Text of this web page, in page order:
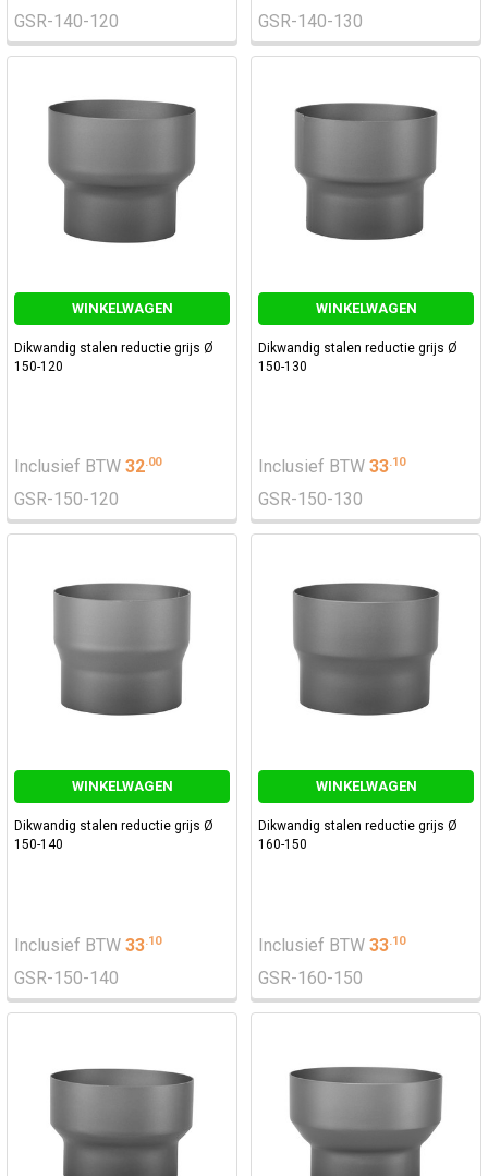
GSR-140-120 GSR-140-130
WINKELWAGEN
Dikwandig stalen reductie grijs Ø
150-120
Inclusief BTW 32.00
GSR-150-120
WINKELWAGEN
Dikwandig stalen reductie grijs Ø
150-130
Inclusief BTW 33.10
GSR-150-130
WINKELWAGEN
Dikwandig stalen reductie grijs Ø
150-140
Inclusief BTW 33.10
GSR-150-140
WINKELWAGEN
Dikwandig stalen reductie grijs Ø
160-150
Inclusief BTW 33.10
GSR-160-150